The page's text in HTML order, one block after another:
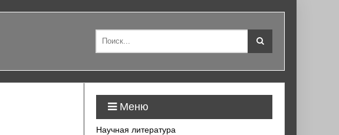
Меню
Научная литература